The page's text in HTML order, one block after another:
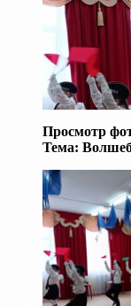
Просмотр
Тема: